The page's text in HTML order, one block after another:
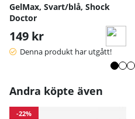
GelMax, Svart/blå, Shock
Doctor
149 kr
Denna produkt har utgått!
Andra köpte även
-22%